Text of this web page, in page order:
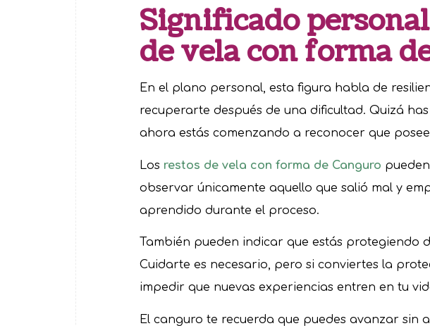
Significado
de vela con forma
En el plano personal, esta figura habla de
recuperarte después de una dificultad. Quizá
ahora estás comenzando a reconocer que
Los restos de vela con forma de Canguro
observar únicamente aquello que salió mal y
aprendido durante el proceso.
También pueden indicar que estás protegiendo
Cuidarte es necesario, pero si conviertes la
impedir que nuevas experiencias entren en tu
El canguro te recuerda que puedes avanzar sin